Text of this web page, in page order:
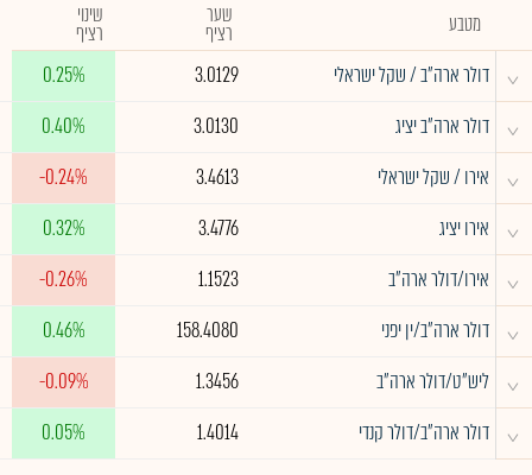
מטבע שער
רציף
שינוי
רציף
^ דולר ארה"ב / שקל ישראלי 3.0129
0.25%
^ דולר ארה"ב יציג 3.0130
0.40%
^ אירו / שקל ישראלי 3.4613
-0.24%
^ אירו יציג 3.4776
0.32%
^ אירו/דולר ארה"ב 1.1523
-0.26%
^ דולר ארה"ב/ין יפני 158.4080
0.46%
^ ליש"ט/דולר ארה"ב 1.3456
-0.09%
^ דולר ארה"ב/דולר קנדי 1.4014
0.05%